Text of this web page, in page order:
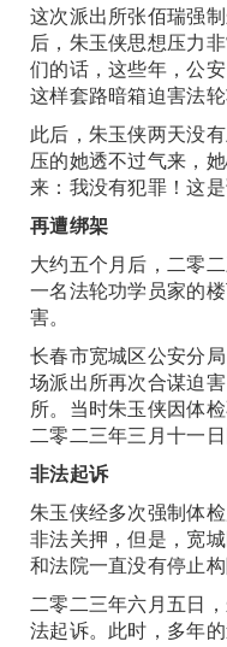
这次派出所张佰瑞强
后，朱玉侠思想压力
们的话，这些年，公
这样套路暗箱迫害法轮
此后，朱玉侠两天没
压的她透不过气来，
来：我没有犯罪！这是
再遭绑架
大约五个月后，二零
一名法轮功学员家的
害。
长春市宽城区公安分
场派出所再次合谋迫
所。当时朱玉侠因体
二零二三年三月十一日
非法起诉
朱玉侠经多次强制体
非法关押，但是，宽
和法院一直没有停止构
二零二三年六月五日
法起诉。此时，多年